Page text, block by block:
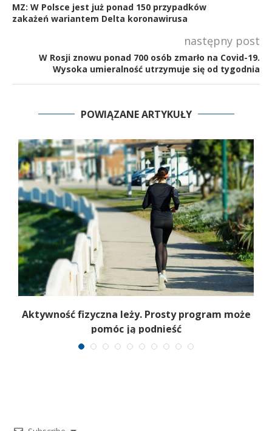
MZ: W Polsce jest już ponad 150 przypadków
zakażeń wariantem Delta koronawirusa
następny post
W Rosji znowu ponad 700 osób zmarło na Covid-19.
Wysoka umieralność utrzymuje się od tygodnia
POWIĄZANE ARTYKUŁY
Aktywność fizyczna leży. Prosty program może
pomóc ją podnieść